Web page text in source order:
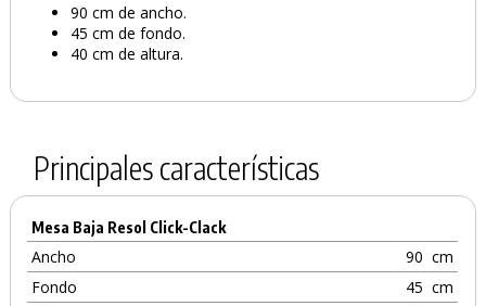
90 cm de ancho.
45 cm de fondo.
40 cm de altura.
Principales características
Mesa Baja Resol Click-Clack
Ancho 90 cm
Fondo
45 cm